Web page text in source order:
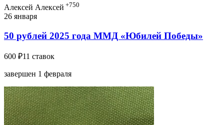
Алексей Алексей +750
26 января
50 рублей 2025 года ММД «Юбилей Победы»
600 ₽11 ставок
завершен 1 февраля